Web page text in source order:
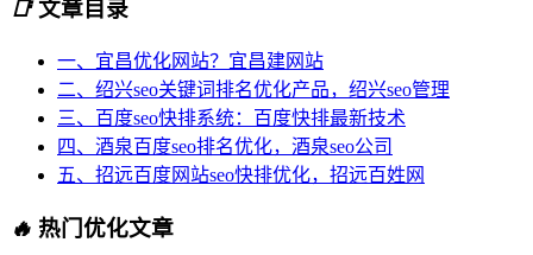
📑文章目录
一、宜昌优化网站？宜昌建网站
二、绍兴seo关键词排名优化产品，绍兴seo管理
三、百度seo快排系统：百度快排最新技术
四、酒泉百度seo排名优化，酒泉seo公司
五、招远百度网站seo快排优化，招远百姓网
🔥 热门优化文章